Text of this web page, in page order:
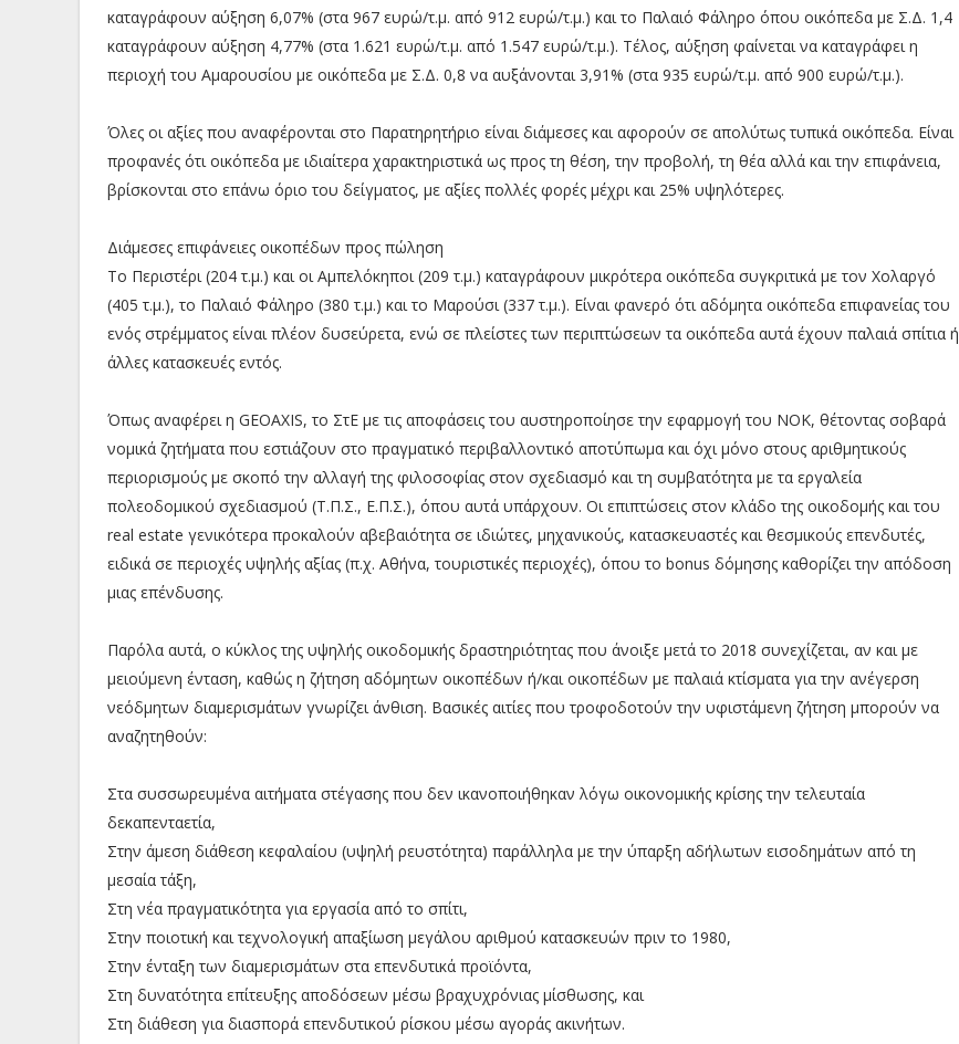
καταγράφουν αύξηση 6,07% (στα 967 ευρώ/τ.μ. από 912 ευρώ/τ.μ.) και το Παλαιό Φάληρο όπου οικόπεδα με Σ.Δ. 1,4
καταγράφουν αύξηση 4,77% (στα 1.621 ευρώ/τ.μ. από 1.547 ευρώ/τ.μ.). Τέλος, αύξηση φαίνεται να καταγράφει η
περιοχή του Αμαρουσίου με οικόπεδα με Σ.Δ. 0,8 να αυξάνονται 3,91% (στα 935 ευρώ/τ.μ. από 900 ευρώ/τ.μ.).
Όλες οι αξίες που αναφέρονται στο Παρατηρητήριο είναι διάμεσες και αφορούν σε απολύτως τυπικά οικόπεδα. Είναι
προφανές ότι οικόπεδα με ιδιαίτερα χαρακτηριστικά ως προς τη θέση, την προβολή, τη θέα αλλά και την επιφάνεια,
βρίσκονται στο επάνω όριο του δείγματος, με αξίες πολλές φορές μέχρι και 25% υψηλότερες.
Διάμεσες επιφάνειες οικοπέδων προς πώληση
Το Περιστέρι (204 τ.μ.) και οι Αμπελόκηποι (209 τ.μ.) καταγράφουν μικρότερα οικόπεδα συγκριτικά με τον Χολαργό
(405 τ.μ.), το Παλαιό Φάληρο (380 τ.μ.) και το Μαρούσι (337 τ.μ.). Είναι φανερό ότι αδόμητα οικόπεδα επιφανείας του
ενός στρέμματος είναι πλέον δυσεύρετα, ενώ σε πλείστες των περιπτώσεων τα οικόπεδα αυτά έχουν παλαιά σπίτια ή
άλλες κατασκευές εντός.
Όπως αναφέρει η GEOAXIS, το ΣτΕ με τις αποφάσεις του αυστηροποίησε την εφαρμογή του ΝΟΚ, θέτοντας σοβαρά
νομικά ζητήματα που εστιάζουν στο πραγματικό περιβαλλοντικό αποτύπωμα και όχι μόνο στους αριθμητικούς
περιορισμούς με σκοπό την αλλαγή της φιλοσοφίας στον σχεδιασμό και τη συμβατότητα με τα εργαλεία
πολεοδομικού σχεδιασμού (Τ.Π.Σ., Ε.Π.Σ.), όπου αυτά υπάρχουν. Οι επιπτώσεις στον κλάδο της οικοδομής και του
real estate γενικότερα προκαλούν αβεβαιότητα σε ιδιώτες, μηχανικούς, κατασκευαστές και θεσμικούς επενδυτές,
ειδικά σε περιοχές υψηλής αξίας (π.χ. Αθήνα, τουριστικές περιοχές), όπου το bonus δόμησης καθορίζει την απόδοση
μιας επένδυσης.
Παρόλα αυτά, ο κύκλος της υψηλής οικοδομικής δραστηριότητας που άνοιξε μετά το 2018 συνεχίζεται, αν και με
μειούμενη ένταση, καθώς η ζήτηση αδόμητων οικοπέδων ή/και οικοπέδων με παλαιά κτίσματα για την ανέγερση
νεόδμητων διαμερισμάτων γνωρίζει άνθιση. Βασικές αιτίες που τροφοδοτούν την υφιστάμενη ζήτηση μπορούν να
αναζητηθούν:
Στα συσσωρευμένα αιτήματα στέγασης που δεν ικανοποιήθηκαν λόγω οικονομικής κρίσης την τελευταία
δεκαπενταετία,
Στην άμεση διάθεση κεφαλαίου (υψηλή ρευστότητα) παράλληλα με την ύπαρξη αδήλωτων εισοδημάτων από τη
μεσαία τάξη,
Στη νέα πραγματικότητα για εργασία από το σπίτι,
Στην ποιοτική και τεχνολογική απαξίωση μεγάλου αριθμού κατασκευών πριν το 1980,
Στην ένταξη των διαμερισμάτων στα επενδυτικά προϊόντα,
Στη δυνατότητα επίτευξης αποδόσεων μέσω βραχυχρόνιας μίσθωσης, και
Στη διάθεση για διασπορά επενδυτικού ρίσκου μέσω αγοράς ακινήτων.